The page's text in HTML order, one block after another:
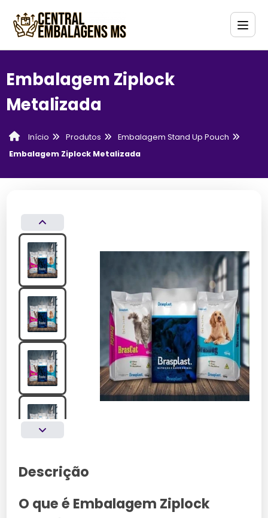
Embalagem Ziplock
Metalizada
Início Produtos
Embalagem Stand Up Pouch
Embalagem Ziplock Metalizada
Descrição
O que é Embalagem Ziplock